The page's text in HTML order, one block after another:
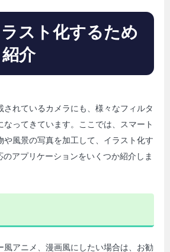
スト化するため
介
されているカメラにも、様々なフィルタ
なってきています。ここでは、スマート
や風景の写真を加工して、イラスト化す
のアプリケーションをいくつか紹介しま
風アニメ、漫画風にしたい場合は、お勧